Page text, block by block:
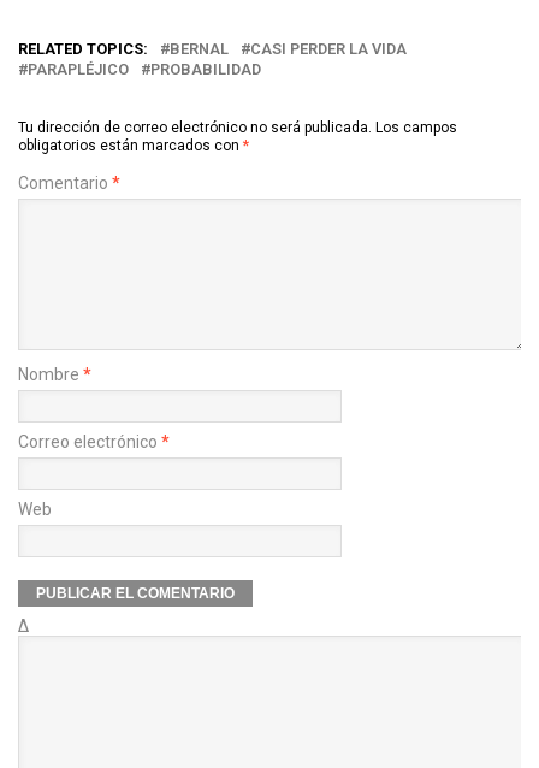
RELATED TOPICS: BERNAL
CASI PERDER LA VIDA
PARAPLÉJICO
PROBABILIDAD
Tu dirección de correo electrónico no será publicada. Los campos
obligatorios están marcados con *
Comentario *
Nombre *
Correo electrónico *
Web
Δ